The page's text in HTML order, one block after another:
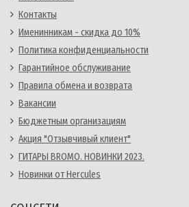
Контакты
Именинникам - скидка до 10%
Политика конфиденциальности
Гарантийное обслуживание
Правила обмена и возврата
Вакансии
Бюджетным организациям
Акция "Отзывчивый клиент"
ГИТАРЫ BROMO. НОВИНКИ 2023.
Новинки от Hercules